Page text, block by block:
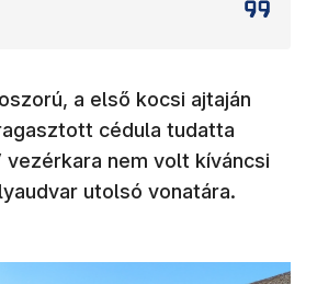
a első kocsi ajtaján
cédula tudatta
vezérkara nem volt kíváncsi
utolsó vonatára.